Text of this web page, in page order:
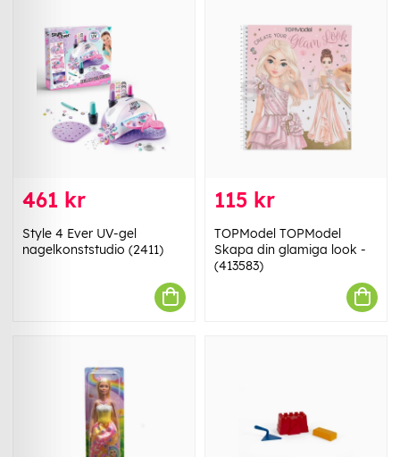
461 kr
Style 4 Ever UV-gel
nagelkonststudio (2411)
115 kr
TOPModel TOPModel
Skapa din glamiga look -
(413583)